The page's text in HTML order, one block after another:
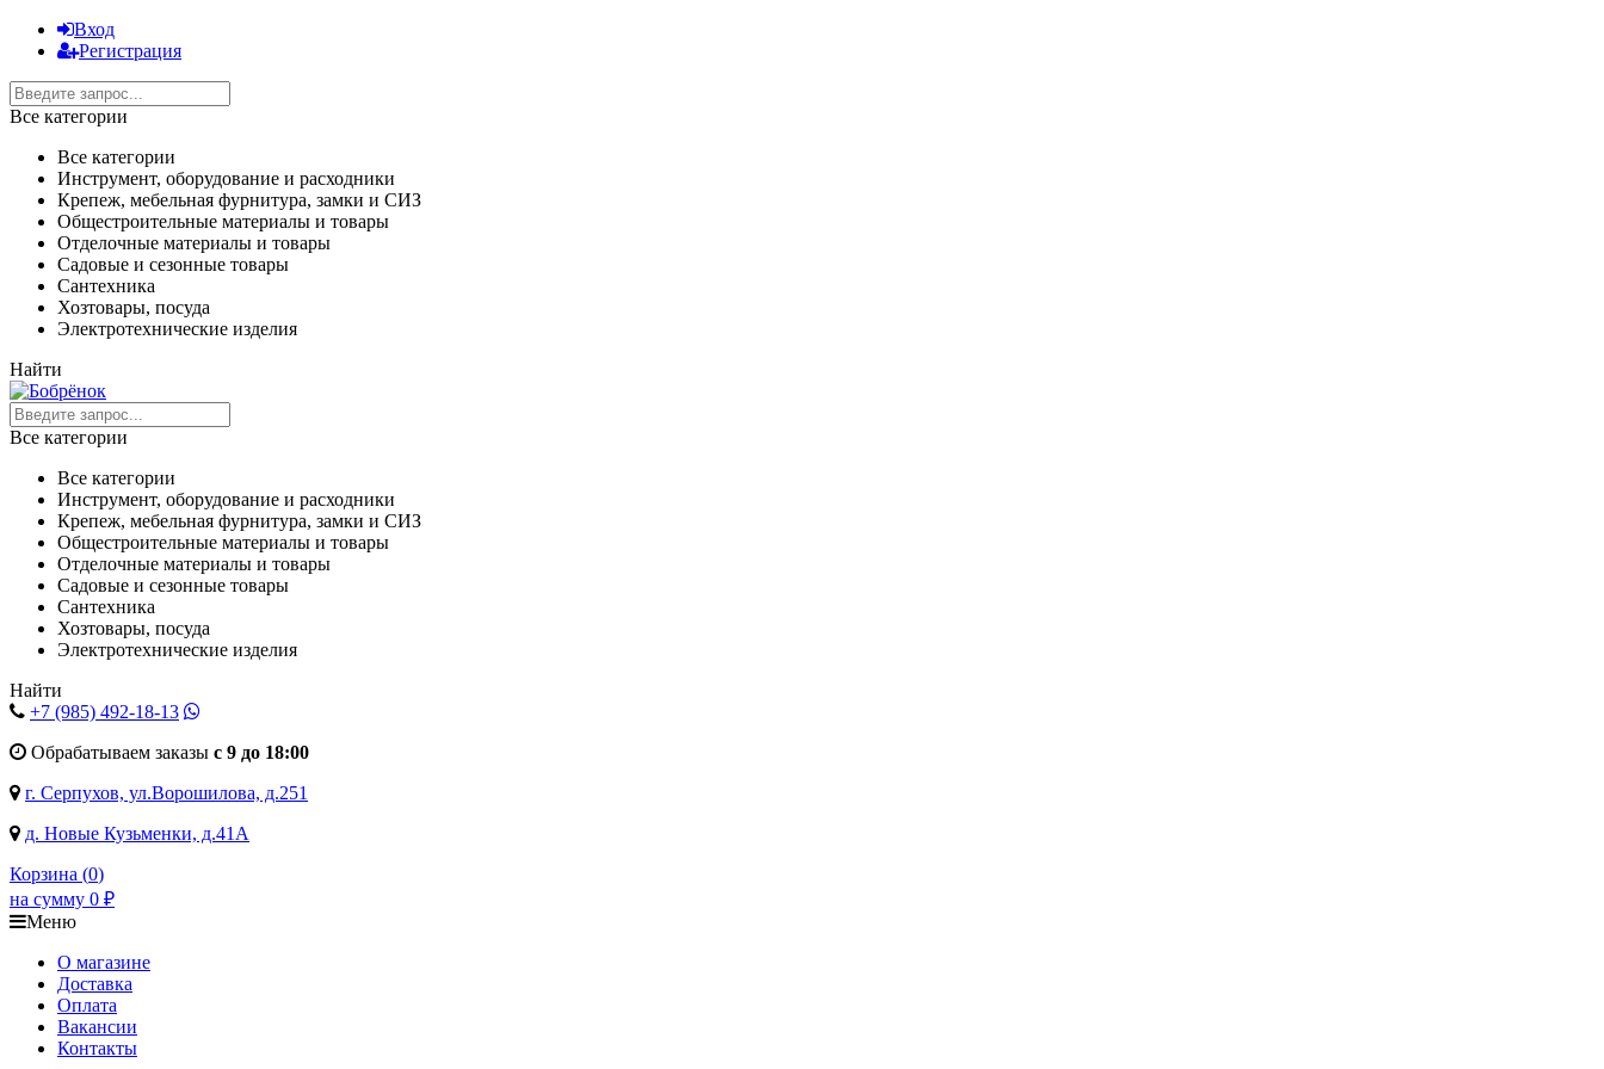
Вход
Регистрация
Все категории
Все категории
Инструмент, оборудование и расходники
Крепеж, мебельная фурнитура, замки и СИЗ
Общестроительные материалы и товары
Отделочные материалы и товары
Садовые и сезонные товары
Сантехника
Хозтовары, посуда
Электротехнические изделия
Найти
Все категории
Все категории
Инструмент, оборудование и расходники
Крепеж, мебельная фурнитура, замки и СИЗ
Общестроительные материалы и товары
Отделочные материалы и товары
Садовые и сезонные товары
Сантехника
Хозтовары, посуда
Электротехнические изделия
Найти
+7 (985) 492-18-13
Обрабатываем заказы с 9 до 18:00
г. Серпухов, ул.Ворошилова, д.251
д. Новые Кузьменки, д.41А
Корзина (0)
на сумму 0 ₽
Меню
О магазине
Доставка
Оплата
Вакансии
Контакты